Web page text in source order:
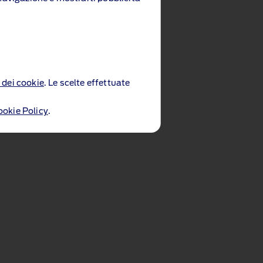
cookie. Le scelte effettuate
Policy.